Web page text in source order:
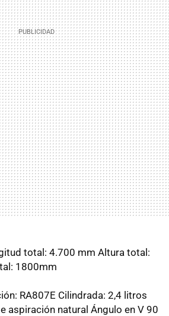
total: 4.700 mm Altura total:
1800mm
RA807E Cilindrada: 2,4 litros
aspiración natural Ángulo en V 90